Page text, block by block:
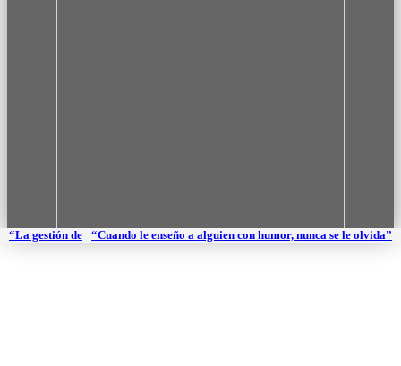
“La gestión de una veterinaria jamás se puede improvisar”
“Cuando le enseño a alguien con humor, nunca se le olvida”